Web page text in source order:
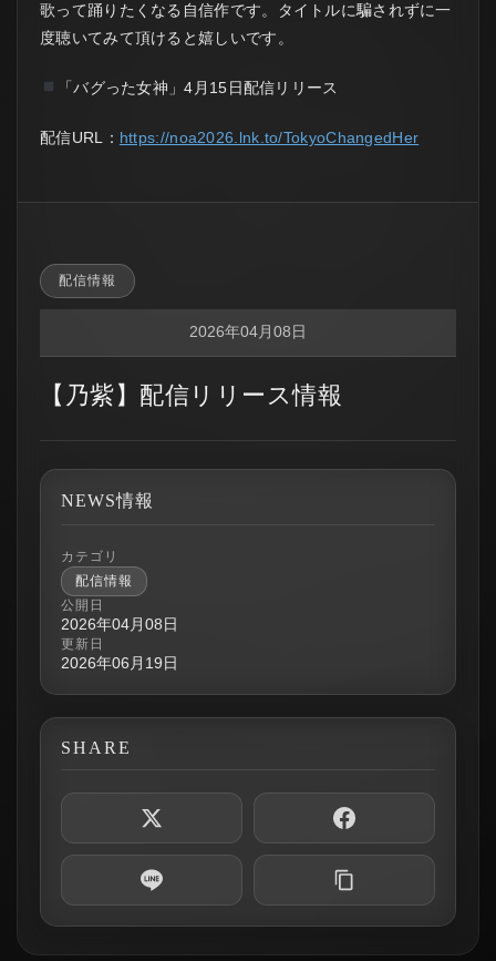
歌って踊りたくなる自信作です。タイトルに騙されずに一
度聴いてみて頂けると嬉しいです。
「バグった女神」4月15日配信リリース
配信URL： https://noa2026.lnk.to/TokyoChangedHer
配信情報
2026年04月08日
【乃紫】配信リリース情報
NEWS情報
カテゴリ
配信情報
公開日
2026年04月08日
更新日
2026年06月19日
SHARE